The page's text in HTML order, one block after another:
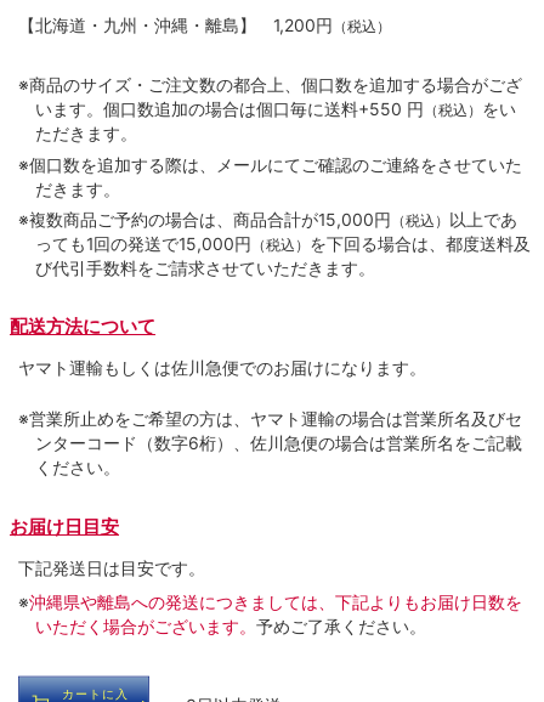
【北海道・九州・沖縄・離島】 1,200円 （税込）
※商品のサイズ・ご注文数の都合上、個口数を追加する場合がござ
います。個口数追加の場合は個口毎に送料+550 円 （税込） をい
ただきます。
※個口数を追加する際は、メールにてご確認のご連絡をさせていた
だきます。
※複数商品ご予約の場合は、商品合計が15,000円 （税込） 以上であ
っても1回の発送で15,000円 （税込） を下回る場合は、都度送料及
び代引手数料をご請求させていただきます。
配送方法について
ヤマト運輸もしくは佐川急便でのお届けになります。
※営業所止めをご希望の方は、ヤマト運輸の場合は営業所名及びセ
ンターコード（数字6桁）、佐川急便の場合は営業所名をご記載
ください。
お届け日目安
下記発送日は目安です。
※沖縄県や離島への発送につきましては、下記よりもお届け日数を
いただく場合がございます。 予めご了承ください。
カートに入